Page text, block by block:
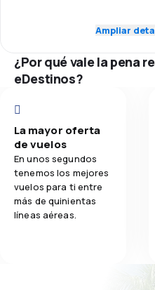
Comodidad de viaje
Comidas
Ampliar
¿Por qué vale la pena
eDestinos?
La mayor oferta
de vuelos
En unos segundos
tenemos los mejores
vuelos para ti entre
más de quinientas
líneas aéreas.